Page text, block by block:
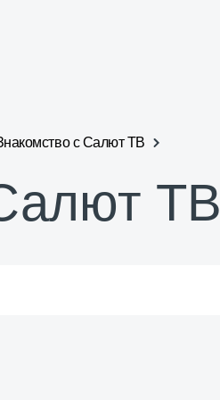
с Салют ТВ
ТВ